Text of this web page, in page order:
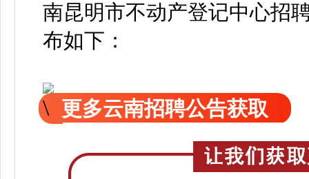
南昆明市不动产登记中心招
布如下：
更多云南招聘公告获取